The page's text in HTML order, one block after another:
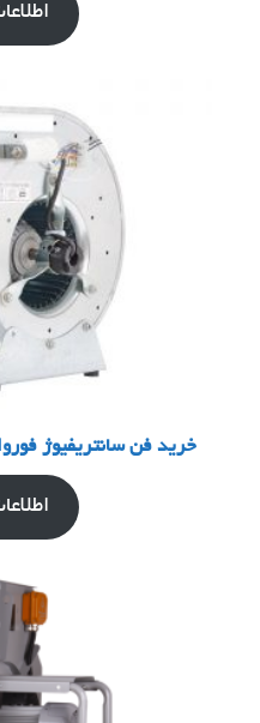
خرید فن سانتریفیوژ